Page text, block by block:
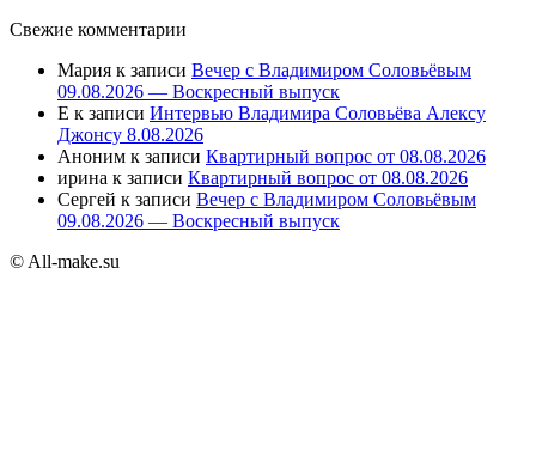
Свежие комментарии
Мария к записи Вечер с Владимиром Соловьёвым
09.08.2026 — Воскресный выпуск
E к записи Интервью Владимира Соловьёва Алексу
Джонсу 8.08.2026
Аноним к записи Квартирный вопрос от 08.08.2026
ирина к записи Квартирный вопрос от 08.08.2026
Сергей к записи Вечер с Владимиром Соловьёвым
09.08.2026 — Воскресный выпуск
© All-make.su